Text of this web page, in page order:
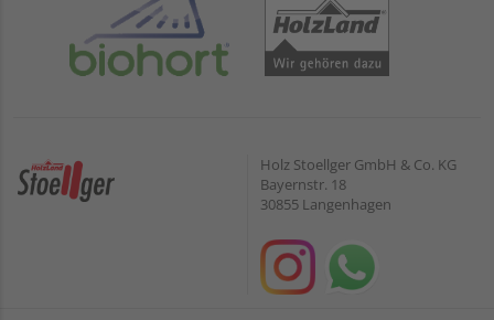
Holz Stoellger GmbH & Co. KG
Bayernstr. 18
30855 Langenhagen